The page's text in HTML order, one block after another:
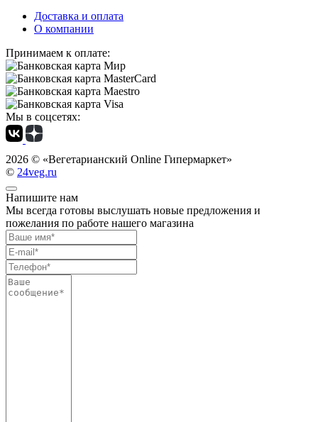
Доставка и оплата
О компании
Принимаем к оплате:
Мы в соцсетях:
2026 © «Вегетарианский Online Гипермаркет»
© 24veg.ru
Напишите нам
Мы всегда готовы выслушать новые предложения и
пожелания по работе нашего магазина